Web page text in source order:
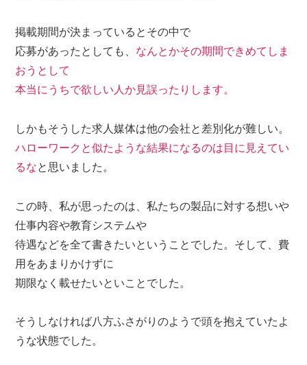
掲載期間が決まっているとその中で
応募があったとしても、 なんとかその期間できめてしま
おうとして
本当にうちで欲しい人か見誤ったりします。
しかもそうした求人媒体は他の会社と差別化が難しい。
ハローワークと似たような結果になるのは目に見えてい
るなと思いました。
この時、私が思ったのは、私たちの製品に対する想いや
仕事内容や教育システムや
待遇などを全て書きたいということでした。そして、費
用をあまりかけずに
期限なく載せたいといことでした。
そうしなければ八方ふさがりのようで頭を抱えていたよ
うな状態でした。